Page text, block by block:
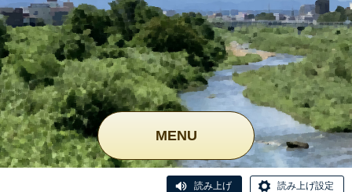
MENU
読み上げ 読み上げ設定